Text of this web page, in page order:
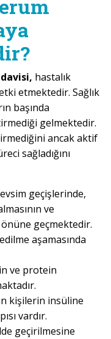
hastalık
etmektedir. Sağlık
başında
gelmektedir.
ancak aktif
sağladığını
geçişlerinde,
ve
önüne geçmektedir.
aşamasında
ve protein
kişilerin insüline
vardır.
geçirilmesine